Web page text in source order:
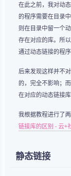
在此之前，我对动
的程序需要在目录
则在目录中留一个
存在对应的库。所
通过动态链接的程
后来发现这样并不
的，完全不影响；
在对应的动态链接库
我根据教程进行了
链接库的区别 - 云+
静态链接